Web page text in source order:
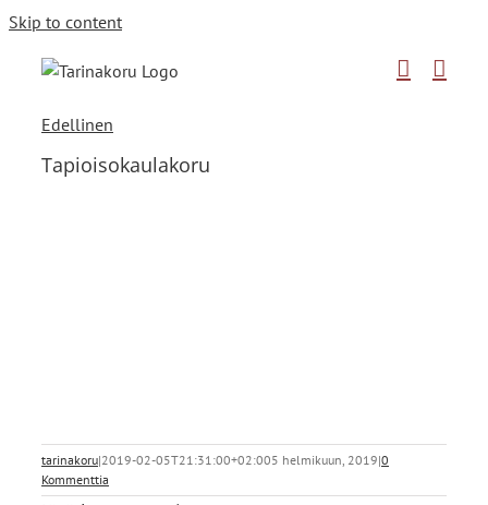
Skip to content
Edellinen
Tapioisokaulakoru
tarinakoru|2019-02-05T21:31:00+02:005 helmikuun, 2019|0
Kommenttia